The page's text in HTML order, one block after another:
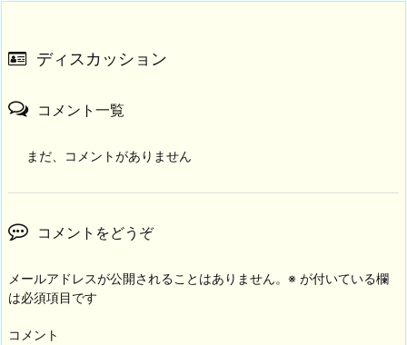
ディスカッション
コメント一覧
まだ、コメントがありません
コメントをどうぞ
メールアドレスが公開されることはありません。 ※ が付いている欄
は必須項目です
コメント